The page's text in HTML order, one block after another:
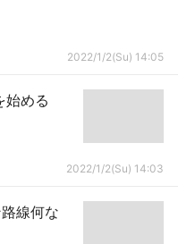
2022/1/2(Su) 14:05
始める
2022/1/2(Su) 14:03
線何な